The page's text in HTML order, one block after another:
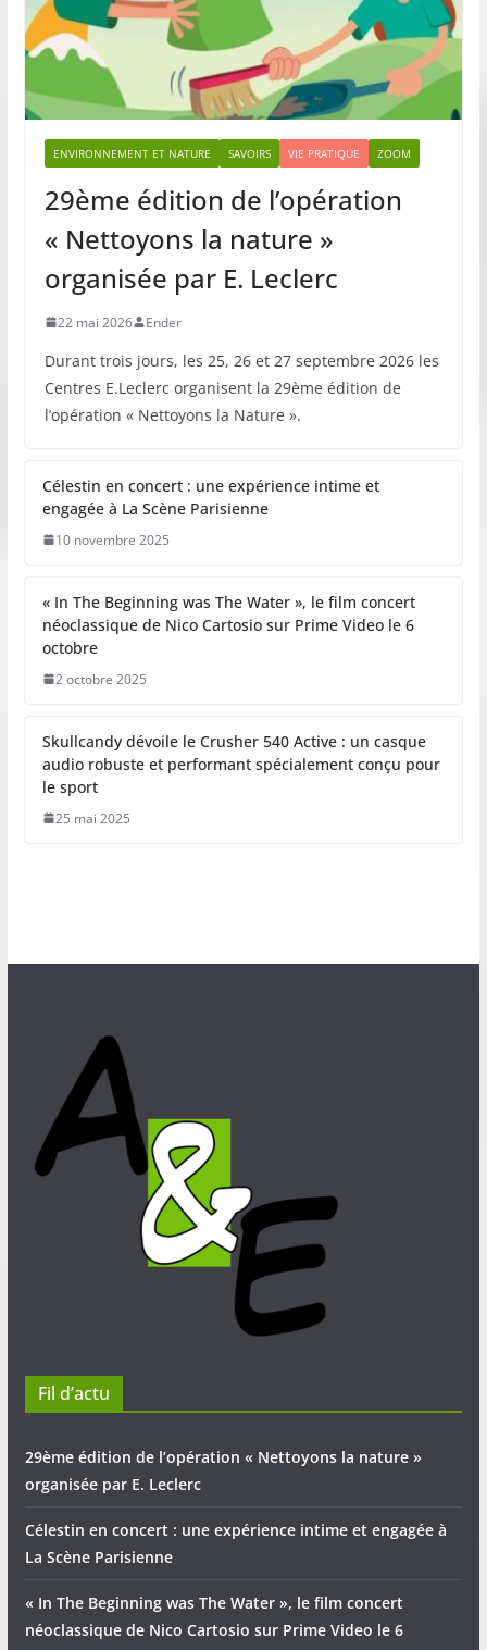
ENVIRONNEMENT ET NATURE SAVOIRS VIE PRATIQUE ZOOM
29ème édition de l’opération
« Nettoyons la nature »
organisée par E. Leclerc
22 mai 2026 Ender
Durant trois jours, les 25, 26 et 27 septembre 2026 les
Centres E.Leclerc organisent la 29ème édition de
l’opération « Nettoyons la Nature ».
Célestin en concert : une expérience intime et
engagée à La Scène Parisienne
10 novembre 2025
« In The Beginning was The Water », le film concert
néoclassique de Nico Cartosio sur Prime Video le 6
octobre
2 octobre 2025
Skullcandy dévoile le Crusher 540 Active : un casque
audio robuste et performant spécialement conçu pour
le sport
25 mai 2025
Fil d’actu
29ème édition de l’opération « Nettoyons la nature »
organisée par E. Leclerc
Célestin en concert : une expérience intime et engagée à
La Scène Parisienne
« In The Beginning was The Water », le film concert
néoclassique de Nico Cartosio sur Prime Video le 6